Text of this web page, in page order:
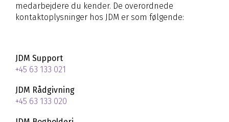
medarbejdere du kender. De overordnede
kontaktoplysninger hos JDM er som følgende:
JDM Support
+45 63 133 021
JDM Rådgivning
+45 63 133 020